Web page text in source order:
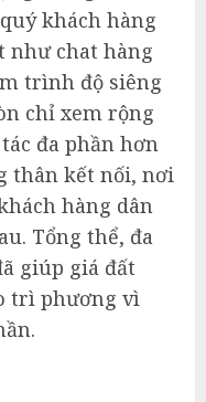
khách hàng
như chat hàng
trình độ siêng
chỉ xem rộng
đa phần hơn
thân kết nối, nơi
hàng dân
Tổng thể, đa
giúp giá đất
trì phương vì